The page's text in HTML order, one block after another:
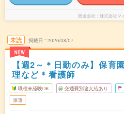
派遣会社 株式会社マ
未読
NEW
掲載日 2026/08/07
【週2～＊日勤のみ】保育
理など＊看護師
職種未経験OK 交通費別途支給あり
派遣